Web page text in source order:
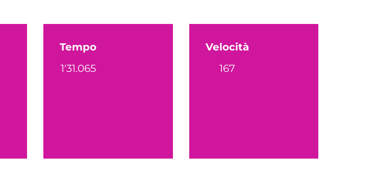
Tempo
1'31.065
Velocità
167